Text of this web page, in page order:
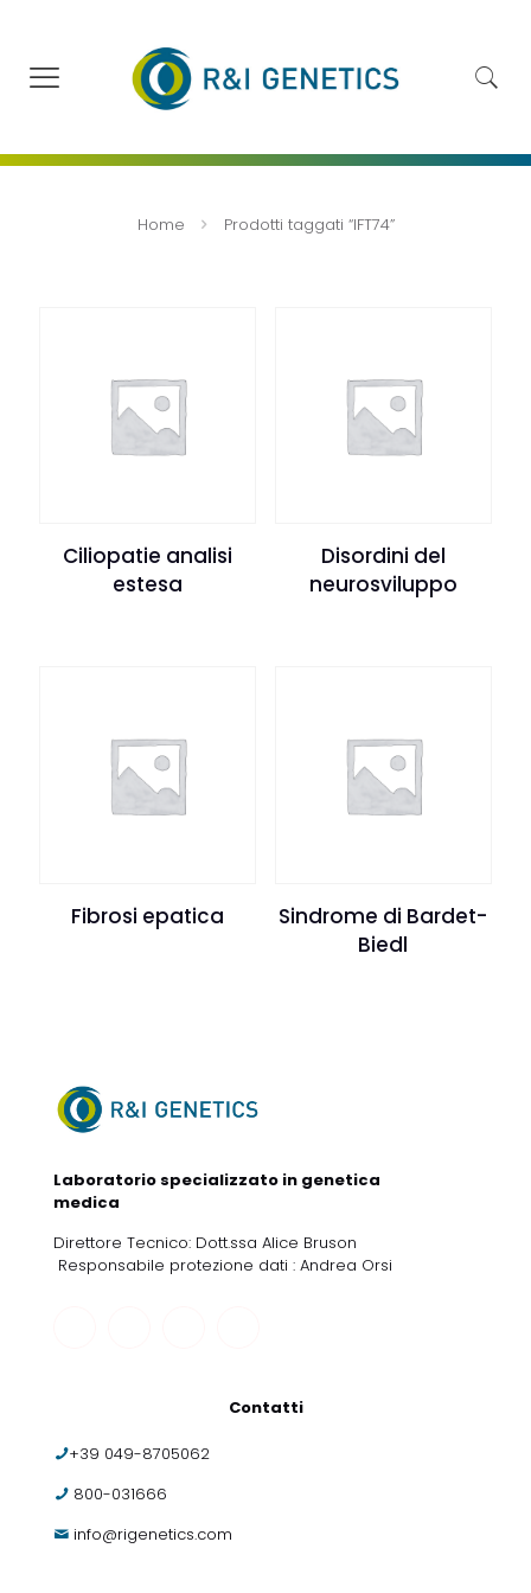
Home Prodotti taggati “IFT74”
Ciliopatie analisi
estesa
Disordini del
neurosviluppo
Fibrosi epatica
Sindrome di Bardet-
Biedl
Laboratorio specializzato in genetica
medica
Direttore Tecnico: Dott.ssa Alice Bruson
Responsabile protezione dati : Andrea Orsi
Contatti
+39 049-8705062
800-031666
info@rigenetics.com